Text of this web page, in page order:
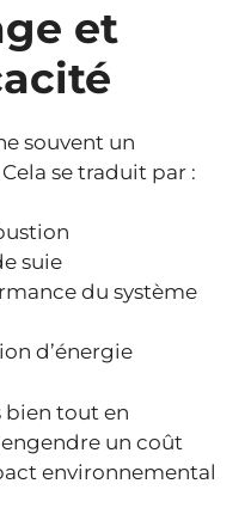
et
souvent un
se traduit par :
suie
du système
d’énergie
bien tout en
un coût
environnemental